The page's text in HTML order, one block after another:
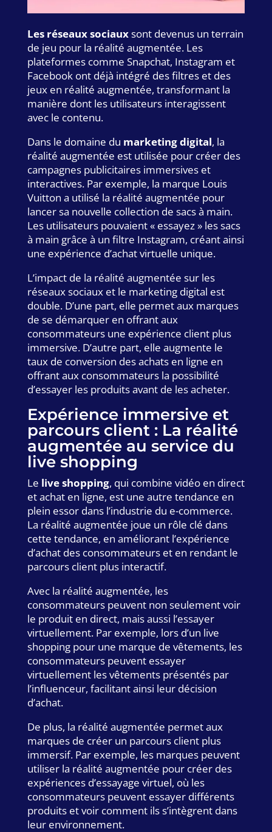
Les réseaux sociauxsont devenus un terrain
de jeu pour la réalité augmentée. Les
plateformes comme Snapchat, Instagram et
Facebook ont déjà intégré des filtres et des
jeux en réalité augmentée, transformant la
manière dont les utilisateurs interagissent
avec le contenu.
Dans le domaine du marketing digital, la
réalité augmentée est utilisée pour créer des
campagnes publicitaires immersives et
interactives. Par exemple, la marque Louis
Vuitton a utilisé la réalité augmentée pour
lancer sa nouvelle collection de sacs à main.
Les utilisateurs pouvaient « essayez » les sacs
à main grâce à un filtre Instagram, créant ainsi
une expérience d’achat virtuelle unique.
L’impact de la réalité augmentée sur les
réseaux sociaux et le marketing digital est
double. D’une part, elle permet aux marques
de se démarquer en offrant aux
consommateurs une expérience client plus
immersive. D’autre part, elle augmente le
taux de conversion des achats en ligne en
offrant aux consommateurs la possibilité
d’essayer les produits avant de les acheter.
Expérience immersive et
parcours client : La réalité
augmentée au service du
live shopping
Le live shopping, qui combine vidéo en direct
et achat en ligne, est une autre tendance en
plein essor dans l’industrie du e-commerce.
La réalité augmentée joue un rôle clé dans
cette tendance, en améliorant l’expérience
d’achat des consommateurs et en rendant le
parcours client plus interactif.
Avec la réalité augmentée, les
consommateurs peuvent non seulement voir
le produit en direct, mais aussi l’essayer
virtuellement. Par exemple, lors d’un live
shopping pour une marque de vêtements, les
consommateurs peuvent essayer
virtuellement les vêtements présentés par
l’influenceur, facilitant ainsi leur décision
d’achat.
De plus, la réalité augmentée permet aux
marques de créer un parcours client plus
immersif. Par exemple, les marques peuvent
utiliser la réalité augmentée pour créer des
expériences d’essayage virtuel, où les
consommateurs peuvent essayer différents
produits et voir comment ils s’intègrent dans
leur environnement.